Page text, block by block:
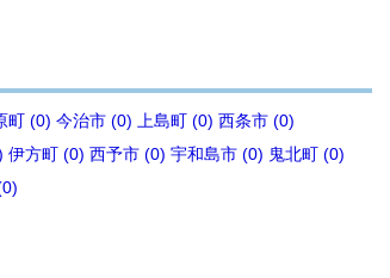
町 (0) 今治市 (0) 上島町 (0) 西条市 (0)
伊方町 (0) 西予市 (0) 宇和島市 (0) 鬼北町 (0)